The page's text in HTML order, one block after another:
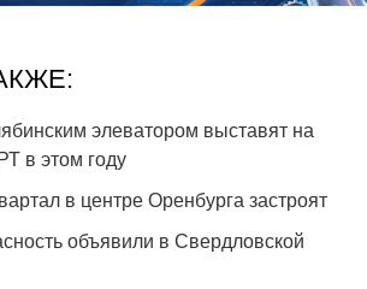
элеватором выставят на
в этом году
в центре Оренбурга застроят
объявили в Свердловской